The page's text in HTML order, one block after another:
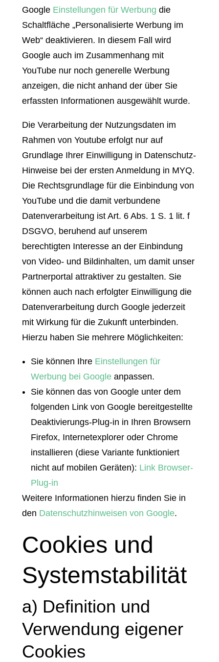
Google Einstellungen für Werbung die
Schaltfläche „Personalisierte Werbung im
Web“ deaktivieren. In diesem Fall wird
Google auch im Zusammenhang mit
YouTube nur noch generelle Werbung
anzeigen, die nicht anhand der über Sie
erfassten Informationen ausgewählt wurde.
Die Verarbeitung der Nutzungsdaten im
Rahmen von Youtube erfolgt nur auf
Grundlage Ihrer Einwilligung in Datenschutz-
Hinweise bei der ersten Anmeldung in MYQ.
Die Rechtsgrundlage für die Einbindung von
YouTube und die damit verbundene
Datenverarbeitung ist Art. 6 Abs. 1 S. 1 lit. f
DSGVO, beruhend auf unserem
berechtigten Interesse an der Einbindung
von Video- und Bildinhalten, um damit unser
Partnerportal attraktiver zu gestalten. Sie
können auch nach erfolgter Einwilligung die
Datenverarbeitung durch Google jederzeit
mit Wirkung für die Zukunft unterbinden.
Hierzu haben Sie mehrere Möglichkeiten:
Sie können Ihre Einstellungen für
Werbung bei Googleanpassen.
Sie können das von Google unter dem
folgenden Link von Google bereitgestellte
Deaktivierungs-Plug-in in Ihren Browsern
Firefox, Internetexplorer oder Chrome
installieren (diese Variante funktioniert
nicht auf mobilen Geräten): Link Browser-
Plug-in
Weitere Informationen hierzu finden Sie in
den Datenschutzhinweisen von Google.
Cookies und
Systemstabilität
a) Definition und
Verwendung eigener
Cookies